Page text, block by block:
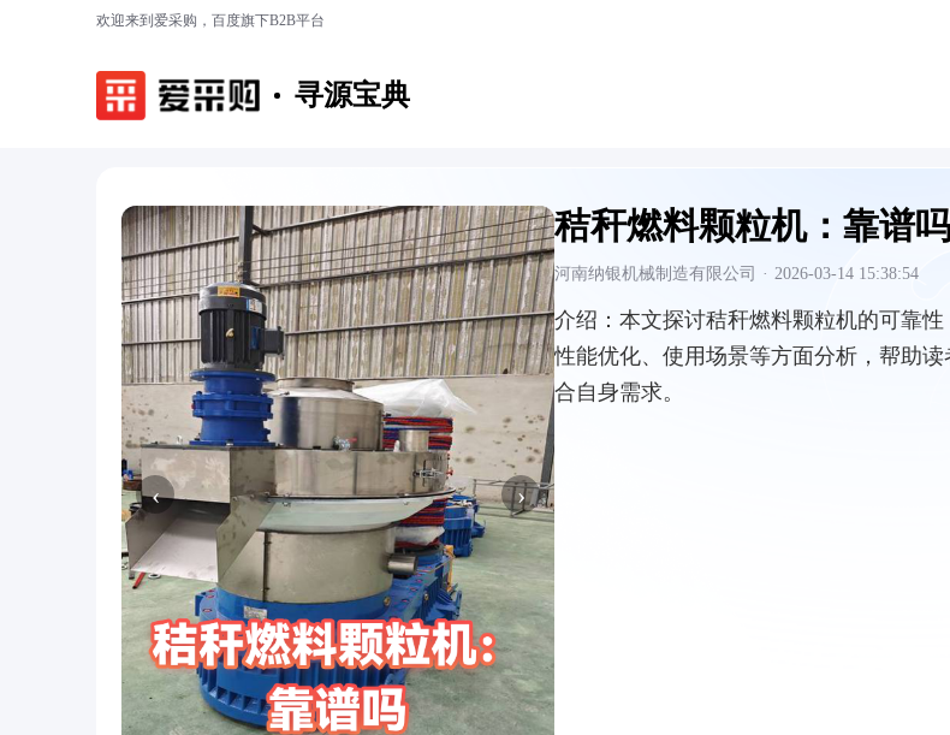
欢迎来到爱采购，百度旗下B2B平台
寻源宝典
‹ ›
秸秆燃料颗粒机：靠谱吗
河南纳银机械制造有限公司 · 2026-03-14 15:38:54
介绍： 本文探讨秸秆燃料颗粒机的可靠性
性能优化、使用场景等方面分析，帮助
合自身需求。